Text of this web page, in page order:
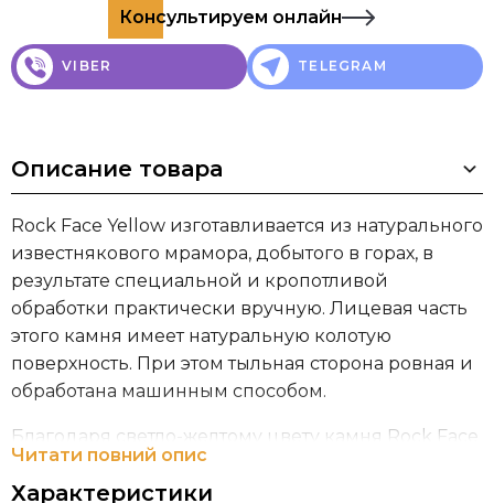
Консультируем онлайн
VIBER TELEGRAM
Описание товара
Rock Face Yellow изготавливается из натурального
известнякового мрамора, добытого в горах, в
результате специальной и кропотливой
обработки практически вручную. Лицевая часть
этого камня имеет натуральную колотую
поверхность. При этом тыльная сторона ровная и
обработана машинным способом.
Благодаря светло-желтому цвету камня Rock Face
Yellow в сочетании с рельефной поверхностью
фасад приобретает внушительный и
Читати повний опис
Характеристики